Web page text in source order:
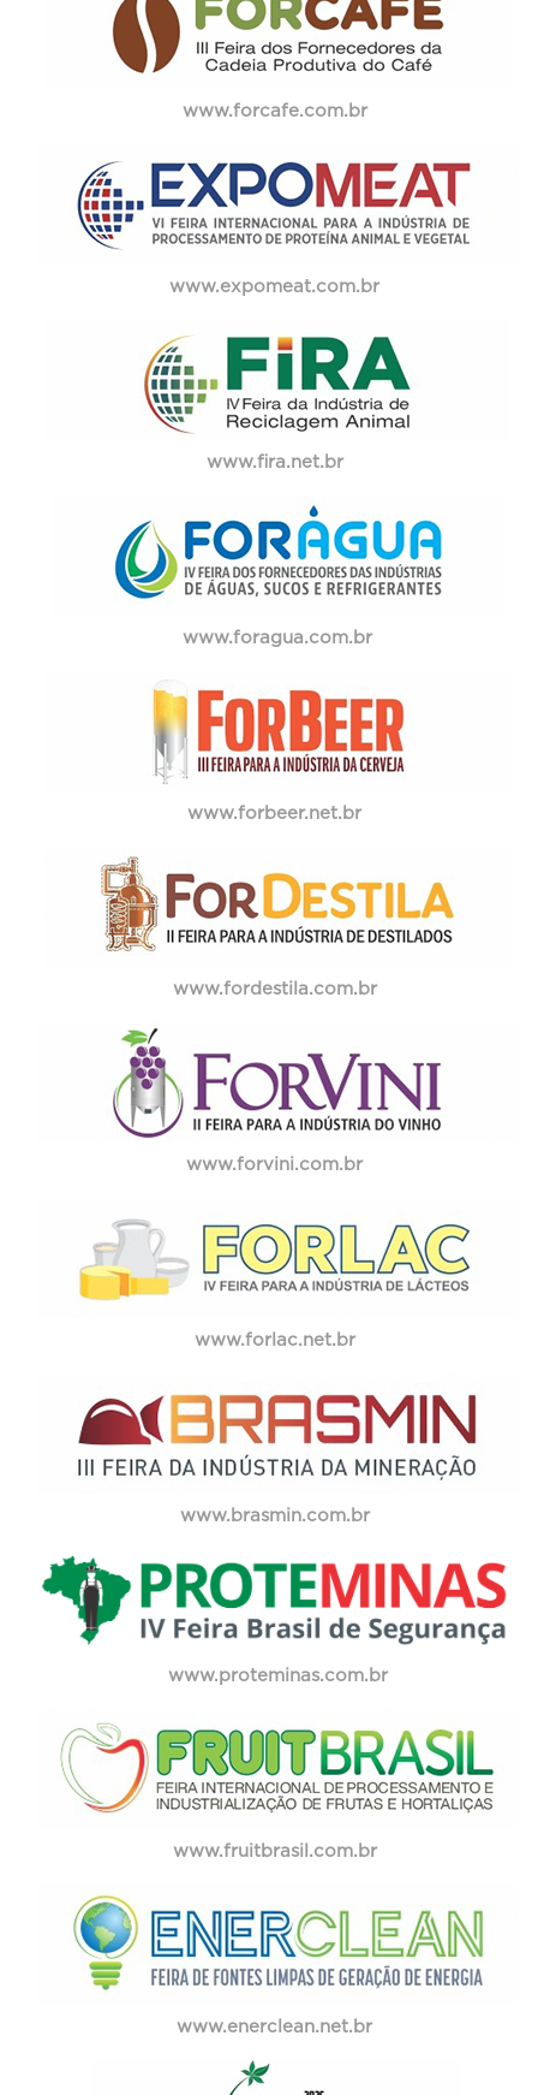
www.forcafe.com.br
www.expomeat.com.br
www.fira.net.br
www.foragua.com.br
www.forbeer.net.br
www.fordestila.com.br
www.forvini.com.br
www.forlac.net.br
www.brasmin.com.br
www.proteminas.com.br
www.fruitbrasil.com.br
www.enerclean.net.br